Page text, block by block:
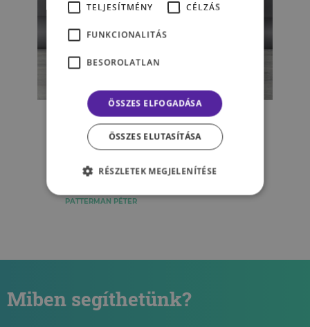
KAPCSOLATAINK
„Meg kell értenünk a szeretet
és a szerelem lényegét.” De
mikor és hogyan? – interjú
Hevesi Krisztával
PATTERMAN PÉTER
Miben segíthetünk?
TELJESÍTMÉNY
CÉLZÁS
FUNKCIONALITÁS
BESOROLATLAN
ÖSSZES ELFOGADÁSA
ÖSSZES ELUTASÍTÁSA
RÉSZLETEK MEGJELENÍTÉSE